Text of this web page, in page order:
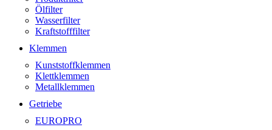
Ölfilter
Wasserfilter
Kraftstofffilter
Klemmen
Kunststoffklemmen
Klettklemmen
Metallklemmen
Getriebe
EUROPRO